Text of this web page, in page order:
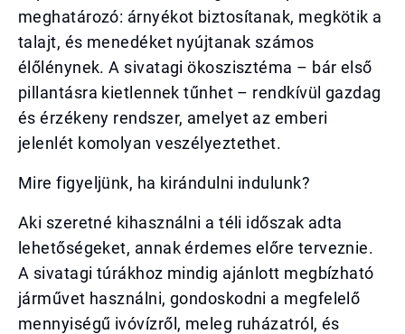
meghatározó: árnyékot biztosítanak, megkötik a
talajt, és menedéket nyújtanak számos
élőlénynek. A sivatagi ökoszisztéma – bár első
pillantásra kietlennek tűnhet – rendkívül gazdag
és érzékeny rendszer, amelyet az emberi
jelenlét komolyan veszélyeztethet.
Mire figyeljünk, ha kirándulni indulunk?
Aki szeretné kihasználni a téli időszak adta
lehetőségeket, annak érdemes előre terveznie.
A sivatagi túrákhoz mindig ajánlott megbízható
járművet használni, gondoskodni a megfelelő
mennyiségű ivóvízről, meleg ruházatról, és